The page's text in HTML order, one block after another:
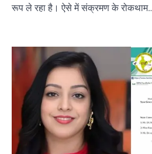
रूप ले रहा है। ऐसे में संक्रमण के